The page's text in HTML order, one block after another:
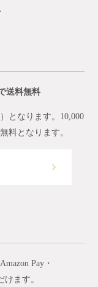
送料無料
となります。10,000
料となります。
Pay・
けます。